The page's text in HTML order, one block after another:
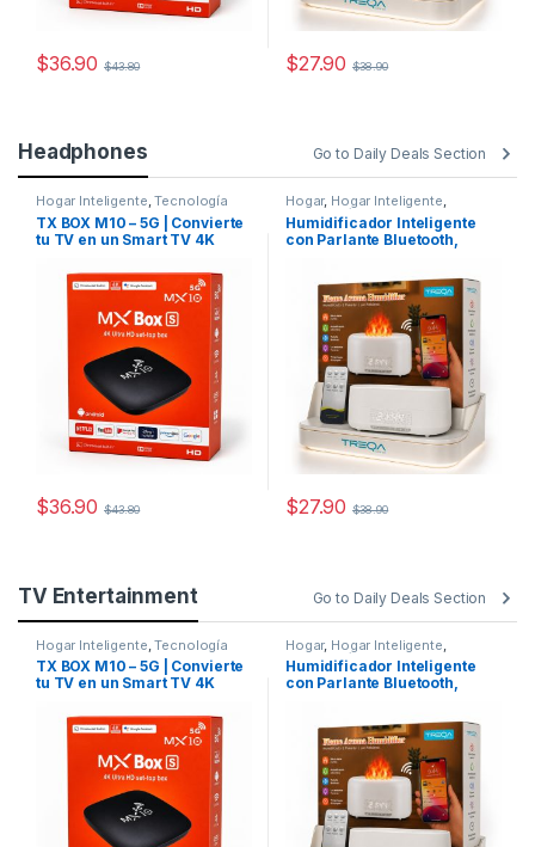
$36.90 $43.80 $27.90 $38.90
Headphones Go to Daily Deals Section
Hogar Inteligente,Tecnología
TX BOX M10 – 5G | Convierte
tu TV en un Smart TV 4K
$36.90 $43.80
Hogar, Hogar Inteligente,
Tecnología
Humidificador Inteligente
con Parlante Bluetooth,
$27.90 $38.90
TV Entertainment Go to Daily Deals Section
Hogar Inteligente ,Tecnología
TX BOX M10 – 5G | Convierte
tu TV en un Smart TV 4K
Hogar, Hogar Inteligente
Tecnología
Humidificador Inteligente
con Parlante Bluetooth,